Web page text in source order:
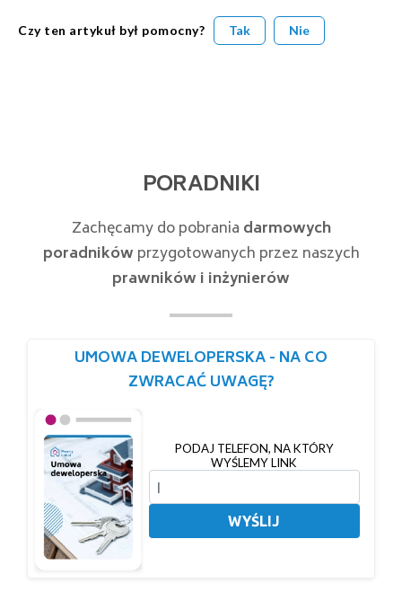
Czy ten artykuł był pomocny? Tak Nie
PORADNIKI
Zachęcamy do pobrania darmowych
poradników przygotowanych przez naszych
prawników i inżynierów
UMOWA DEWELOPERSKA - NA CO
ZWRACAĆ UWAGĘ?
PODAJ TELEFON, NA KTÓRY
WYŚLEMY LINK
WYŚLIJ